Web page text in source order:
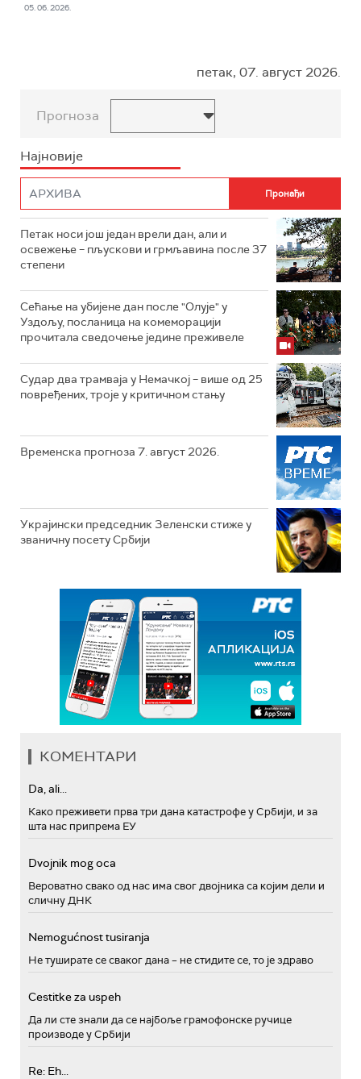
05. 06. 2026.
петак, 07. август 2026.
Прогноза
Најновије
Петак носи још један врели дан, али и
освежење – пљускови и грмљавина после 37
степени
Сећање на убијене дан после "Олује" у
Уздољу, посланица на комеморацији
прочитала сведочење једине преживеле
Судар два трамваја у Немачкој – више од 25
повређених, троје у критичном стању
Временска прогноза 7. август 2026.
Украјински председник Зеленски стиже у
званичну посету Србији
КОМЕНТАРИ
Da, ali...
Како преживети прва три дана катастрофе у Србији, и за
шта нас припрема ЕУ
Dvojnik mog oca
Вероватно свако од нас има свог двојника са којим дели и
сличну ДНК
Nemogućnost tusiranja
Не туширате се сваког дана – не стидите се, то је здраво
Cestitke za uspeh
Да ли сте знали да се најбоље грамофонске ручице
производе у Србији
Re: Eh...